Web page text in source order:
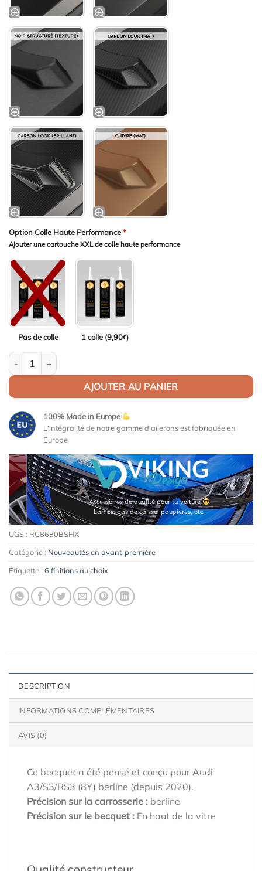
Option Colle Haute Performance*
Ajouter une cartouche XXL de colle haute performance
Pas de colle 1 colle (9,90€)
quantité de Becquet / Extension CAP (haut de vitre) pour Audi
AJOUTER AU PANIER
100% Made in Europe
L'intégralité de notre gamme d'ailerons est fabriquée en
Europe
Accessoires de qualité pour ta voiture
Lames, bas de caisse, paupières, etc.
UGS : RC8680BSHX
Catégorie : Nouveautés en avant-première
Étiquette : 6 finitions au choix
DESCRIPTION
INFORMATIONS COMPLÉMENTAIRES
AVIS (0)
Ce becquet a été pensé et conçu pour Audi
A3/S3/RS3 (8Y) berline (depuis 2020).
Précision sur la carrosserie : berline
Précision sur le becquet : En haut de la vitre